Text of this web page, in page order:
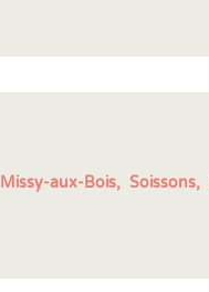
Missy-aux-Bois, Soissons,